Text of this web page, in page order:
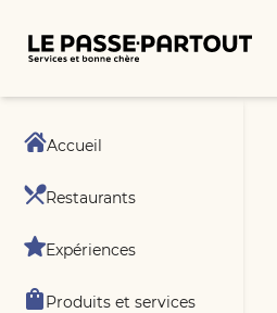
Accueil
Restaurants
Expériences
Produits et services